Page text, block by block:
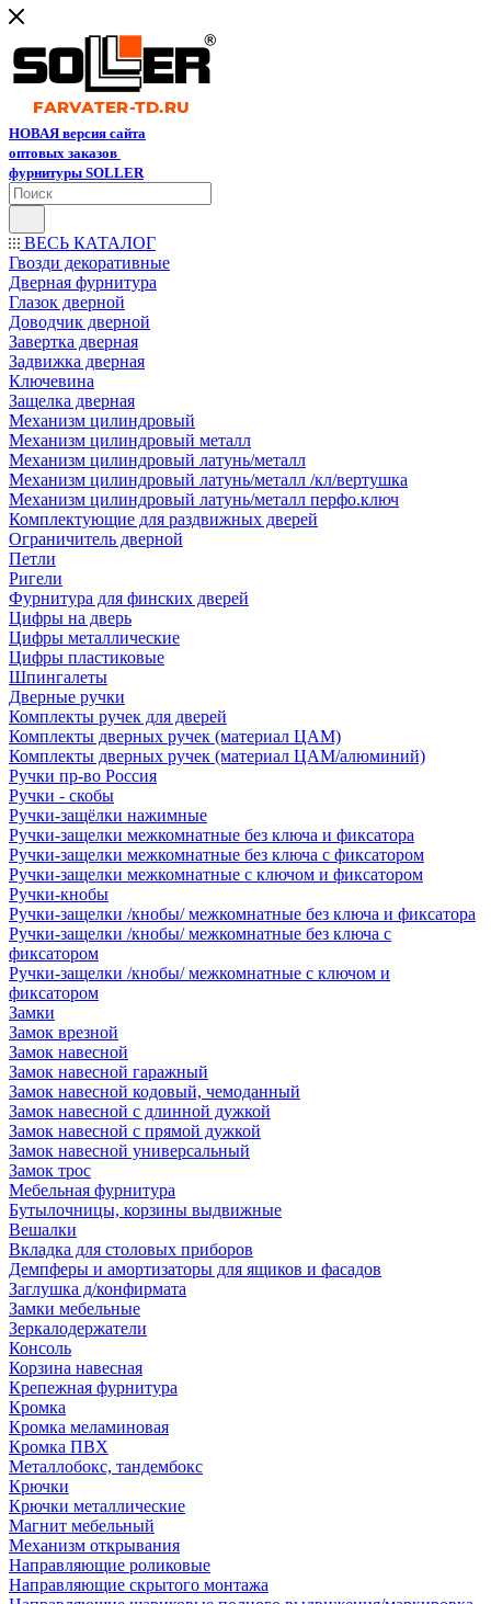
НОВАЯ версия сайта
оптовых заказов
фурнитуры SOLLER
ВЕСЬ КАТАЛОГ
Гвозди декоративные
Дверная фурнитура
Глазок дверной
Доводчик дверной
Завертка дверная
Задвижка дверная
Ключевина
Защелка дверная
Механизм цилиндровый
Механизм цилиндровый металл
Механизм цилиндровый латунь/металл
Механизм цилиндровый латунь/металл /кл/вертушка
Механизм цилиндровый латунь/металл перфо.ключ
Комплектующие для раздвижных дверей
Ограничитель дверной
Петли
Ригели
Фурнитура для финских дверей
Цифры на дверь
Цифры металлические
Цифры пластиковые
Шпингалеты
Дверные ручки
Комплекты ручек для дверей
Комплекты дверных ручек (материал ЦАМ)
Комплекты дверных ручек (материал ЦАМ/алюминий)
Ручки пр-во Россия
Ручки - скобы
Ручки-защёлки нажимные
Ручки-защелки межкомнатные без ключа и фиксатора
Ручки-защелки межкомнатные без ключа с фиксатором
Ручки-защелки межкомнатные с ключом и фиксатором
Ручки-кнобы
Ручки-защелки /кнобы/ межкомнатные без ключа и фиксатора
Ручки-защелки /кнобы/ межкомнатные без ключа с
фиксатором
Ручки-защелки /кнобы/ межкомнатные с ключом и
фиксатором
Замки
Замок врезной
Замок навесной
Замок навесной гаражный
Замок навесной кодовый, чемоданный
Замок навесной с длинной дужкой
Замок навесной с прямой дужкой
Замок навесной универсальный
Замок трос
Мебельная фурнитура
Бутылочницы, корзины выдвижные
Вешалки
Вкладка для столовых приборов
Демпферы и амортизаторы для ящиков и фасадов
Заглушка д/конфирмата
Замки мебельные
Зеркалодержатели
Консоль
Корзина навесная
Крепежная фурнитура
Кромка
Кромка меламиновая
Кромка ПВХ
Металлобокс, тандембокс
Крючки
Крючки металлические
Магнит мебельный
Механизм открывания
Направляющие роликовые
Направляющие скрытого монтажа